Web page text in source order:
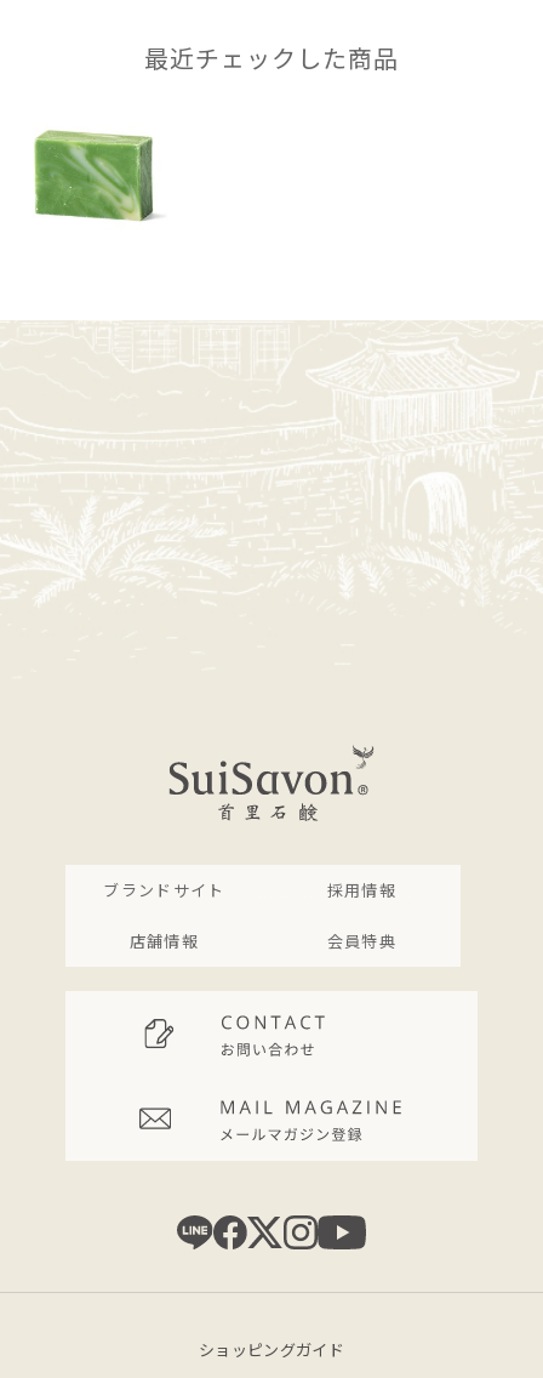
最近チェックした商品
ブランドサイト 採用情報
店舗情報 会員特典
ショッピングガイド